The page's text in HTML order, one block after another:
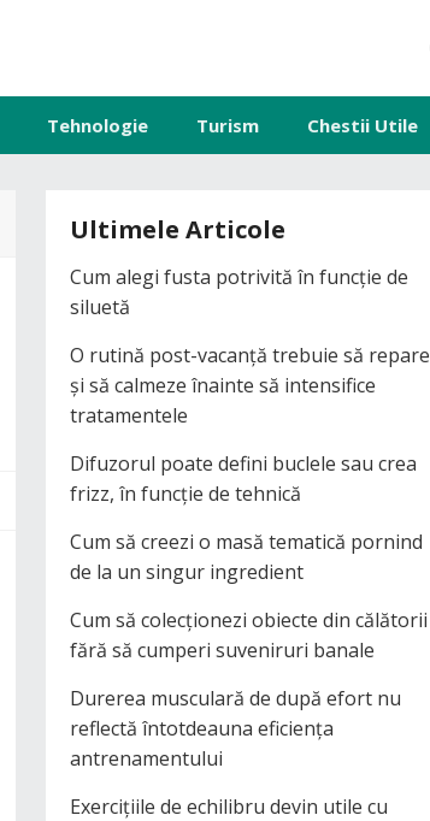
Tehnologie Turism Chestii Utile
Ultimele Articole
Cum alegi fusta potrivită în funcție de
siluetă
O rutină post-vacanță trebuie să repare
și să calmeze înainte să intensifice
tratamentele
Difuzorul poate defini buclele sau crea
frizz, în funcție de tehnică
Cum să creezi o masă tematică pornind
de la un singur ingredient
Cum să colecționezi obiecte din călătorii
fără să cumperi suveniruri banale
Durerea musculară de după efort nu
reflectă întotdeauna eficiența
antrenamentului
Exercițiile de echilibru devin utile cu